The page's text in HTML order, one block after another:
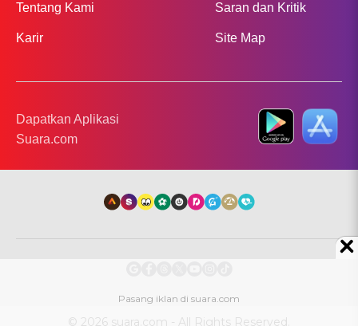
Tentang Kami
Karir
Saran dan Kritik
Site Map
Dapatkan Aplikasi
Suara.com
© 2026 suara.com - All Rights Reserved.